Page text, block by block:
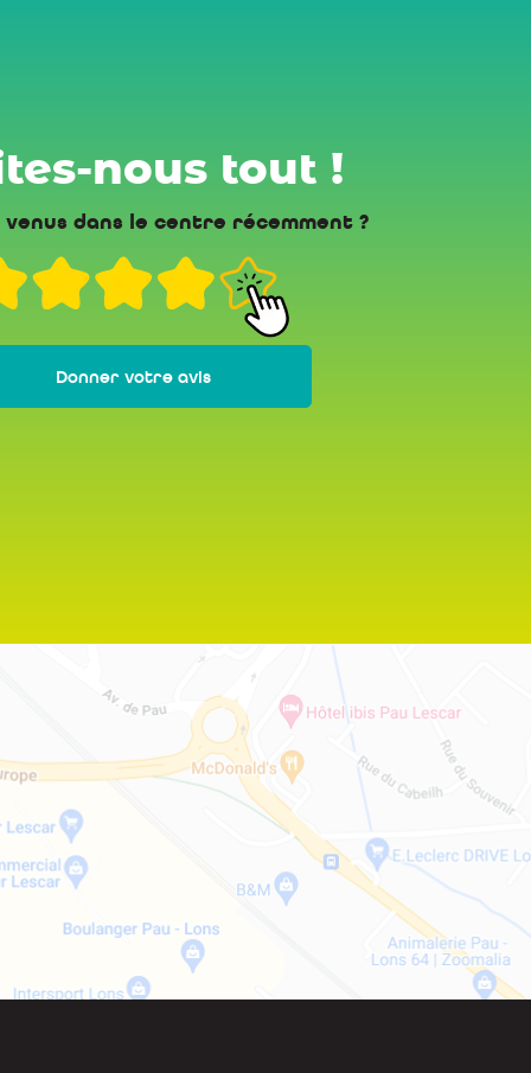
nous tout !
venus dans le centre récemment ?
Donner votre avis